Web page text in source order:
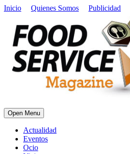
Inicio Quienes Somos Publicidad
Open Menu
Actualidad
Eventos
Ocio